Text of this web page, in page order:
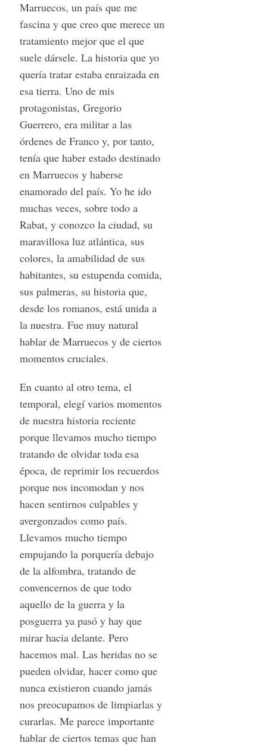
Marruecos, un país que me
fascina y que creo que merece un
tratamiento mejor que el que
suele dársele. La historia que yo
quería tratar estaba enraizada en
esa tierra. Uno de mis
protagonistas, Gregorio
Guerrero, era militar a las
órdenes de Franco y, por tanto,
tenía que haber estado destinado
en Marruecos y haberse
enamorado del país. Yo he ido
muchas veces, sobre todo a
Rabat, y conozco la ciudad, su
maravillosa luz atlántica, sus
colores, la amabilidad de sus
habitantes, su estupenda comida,
sus palmeras, su historia que,
desde los romanos, está unida a
la nuestra. Fue muy natural
hablar de Marruecos y de ciertos
momentos cruciales.
En cuanto al otro tema, el
temporal, elegí varios momentos
de nuestra historia reciente
porque llevamos mucho tiempo
tratando de olvidar toda esa
época, de reprimir los recuerdos
porque nos incomodan y nos
hacen sentirnos culpables y
avergonzados como país.
Llevamos mucho tiempo
empujando la porquería debajo
de la alfombra, tratando de
convencernos de que todo
aquello de la guerra y la
posguerra ya pasó y hay que
mirar hacia delante. Pero
hacemos mal. Las heridas no se
pueden olvidar, hacer como que
nunca existieron cuando jamás
nos preocupamos de limpiarlas y
curarlas. Me parece importante
hablar de ciertos temas que han